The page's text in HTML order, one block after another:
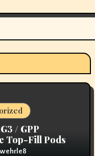
/ GPP
Top-Fill Pods